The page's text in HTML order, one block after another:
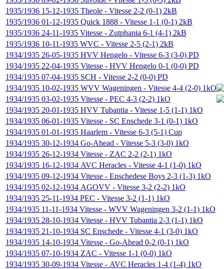
1935/1936 15-12-1935 Theole - Vitesse 2-2 (0-1) 2kB
1935/1936 01-12-1935 Quick 1888 - Vitesse 1-1 (0-1) 2kB
1935/1936 24-11-1935 Vitesse - Zutphania 6-1 (4-1) 2kB
1935/1936 10-11-1935 WVC - Vitesse 2-5 (2-1) 2kB
1934/1935 26-05-1935 HVV Hengelo - Vitesse 6-3 (3-0) PD
1934/1935 22-04-1935 Vitesse - HVV Hengelo 0-1 (0-0) PD
1934/1935 07-04-1935 SCH - Vitesse 2-2 (0-0) PD
1934/1935 10-02-1935 WVV Wageningen - Vitesse 4-4 (2-0) 1kO
1934/1935 03-02-1935 Vitesse - PEC 4-3 (2-2) 1kO
1934/1935 20-01-1935 HVV Tubantia - Vitesse 1-5 (1-1) 1kO
1934/1935 06-01-1935 Vitesse - SC Enschede 3-1 (0-1) 1kO
1934/1935 01-01-1935 Haarlem - Vitesse 6-3 (5-1) Cup
1934/1935 30-12-1934 Go-Ahead - Vitesse 5-3 (3-0) 1kO
1934/1935 26-12-1934 Vitesse - ZAC 2-2 (2-1) 1kO
1934/1935 16-12-1934 AVC Heracles - Vitesse 4-1 (1-0) 1kO
1934/1935 09-12-1934 Vitesse - Enschedese Boys 2-3 (1-3) 1kO
1934/1935 02-12-1934 AGOVV - Vitesse 3-2 (2-2) 1kO
1934/1935 25-11-1934 PEC - Vitesse 3-2 (1-1) 1kO
1934/1935 11-11-1934 Vitesse - WVV Wageningen 3-2 (1-1) 1kO
1934/1935 28-10-1934 Vitesse - HVV Tubantia 2-3 (1-1) 1kO
1934/1935 21-10-1934 SC Enschede - Vitesse 4-1 (3-0) 1kO
1934/1935 14-10-1934 Vitesse - Go-Ahead 0-2 (0-1) 1kO
1934/1935 07-10-1934 ZAC - Vitesse 1-1 (0-0) 1kO
1934/1935 30-09-1934 Vitesse - AVC Heracles 1-4 (1-4) 1kO